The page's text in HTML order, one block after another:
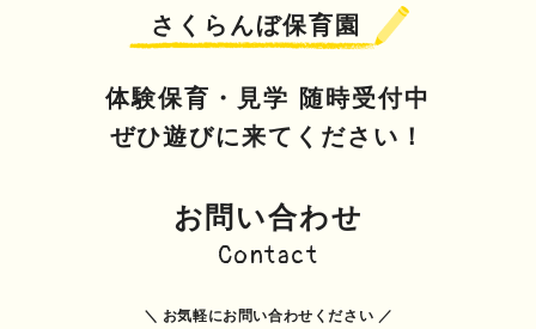
さくらんぼ保育園
体験保育・見学 随時受付中
ぜひ遊びに来てください！
お問い合わせ
Contact
＼ お気軽にお問い合わせください ／